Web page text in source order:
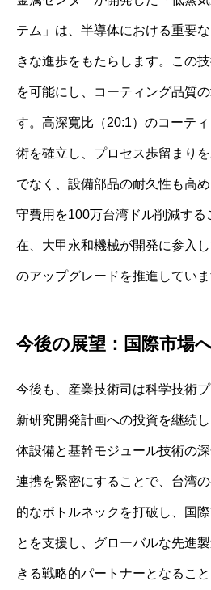
テム」は、半導体における重要
きな進歩をもたらします。この
を可能にし、コーティング品質
す。高深寬比（20:1）のコーテ
術を確立し、プロセス歩留まり
でなく、設備部品の耐久性も高
守費用を100万台湾ドル削減する
在、大甲永和機械が開発に参入
のアップグレードを推進していま
今後の展望：国際市場
今後も、産業技術司は科学技術
新研究開発計画への投資を継続
体設備と基幹モジュール技術の
連携を緊密にすることで、台湾
的なボトルネックを打破し、国
とを支援し、グローバルな先進
きる戦略的パートナーとなるこ